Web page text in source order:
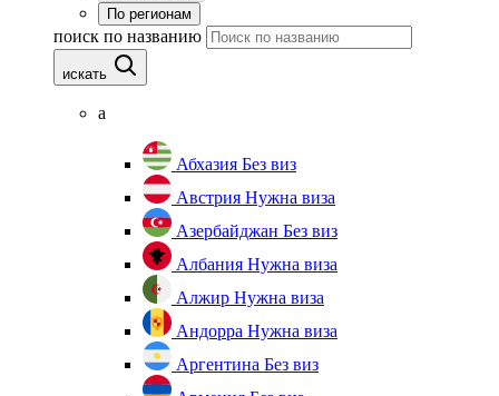
По регионам
поиск по названию
искать
а
Абхазия Без виз
Австрия Нужна виза
Азербайджан Без виз
Албания Нужна виза
Алжир Нужна виза
Андорра Нужна виза
Аргентина Без виз